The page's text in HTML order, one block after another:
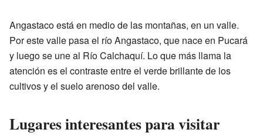
Angastaco está en medio de las montañas, en un valle.
Por este valle pasa el río Angastaco, que nace en Pucará
y luego se une al Río Calchaquí. Lo que más llama la
atención es el contraste entre el verde brillante de los
cultivos y el suelo arenoso del valle.
Lugares interesantes para visitar